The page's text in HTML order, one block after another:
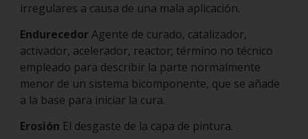
irregulares a causa de una mala aplicación.
EndurecedorAgente de curado, catalizador,
activador, acelerador, reactor; término no técnico
empleado para describir la parte normalmente
menor de un sistema bicomponente, que se añade
a la base para iniciar la cura.
Erosión El desgaste de la capa de pintura.